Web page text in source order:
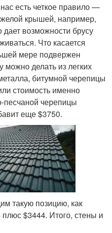
есть четкое правило —
крышей, например,
возможности брусу
Что касается
мере подвержен
делать из легких
битумной черепицы
стоимость именно
черепицы
еще $3750.
такую позицию, как
$3444. Итого, стены и